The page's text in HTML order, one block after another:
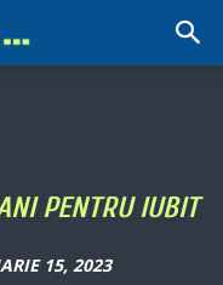
PENTRU IUBIT
15, 2023